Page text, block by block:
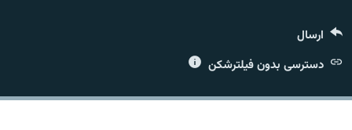
زبان‌های دیگر
ارسال
دسترسی بدون فیلترشکن